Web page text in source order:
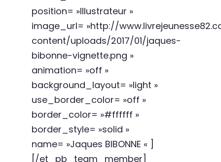
position= »Illustrateur »
image_url= »http://
content/uploads/2017/01/jaques-
bibonne-vignette.png »
animation= »off »
background_layout= »light »
use_border_color= »off »
border_color= »#ffffff »
border_style= »solid »
name= »Jaques BIBONNE « ]
[/et_pb_team_member]